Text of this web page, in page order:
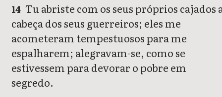
14 Tu abriste com os seus próprios cajados
cabeça dos seus guerreiros; eles me
acometeram tempestuosos para me
espalharem; alegravam-se, como se
estivessem para devorar o pobre em
segredo.